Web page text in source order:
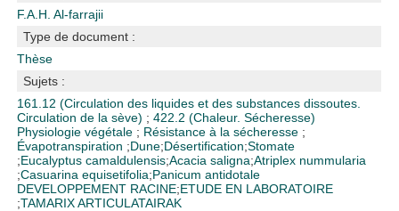
F.A.H. Al-farrajii
Type de document :
Thèse
Sujets :
161.12 (Circulation des liquides et des substances dissoutes.
Circulation de la sève) ;422.2 (Chaleur. Sécheresse)
Physiologie végétale ; Résistance à la sécheresse ;
Évapotranspiration ;Dune;Désertification;Stomate
;Eucalyptus camaldulensis;Acacia saligna;Atriplex nummularia
;Casuarina equisetifolia;Panicum antidotale
DEVELOPPEMENT RACINE;ETUDE EN LABORATOIRE
;TAMARIX ARTICULATAIRAK